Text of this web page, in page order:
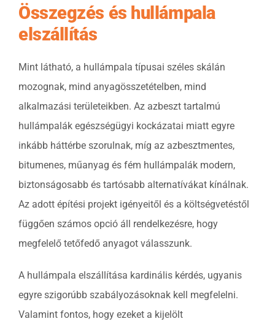
Összegzés és hullámpala
elszállítás
Mint látható, a hullámpala típusai széles skálán
mozognak, mind anyagösszetételben, mind
alkalmazási területeikben. Az azbeszt tartalmú
hullámpalák egészségügyi kockázatai miatt egyre
inkább háttérbe szorulnak, míg az azbesztmentes,
bitumenes, műanyag és fém hullámpalák modern,
biztonságosabb és tartósabb alternatívákat kínálnak.
Az adott építési projekt igényeitől és a költségvetéstől
függően számos opció áll rendelkezésre, hogy
megfelelő tetőfedő anyagot válasszunk.
A hullámpala elszállítása kardinális kérdés, ugyanis
egyre szigorúbb szabályozásoknak kell megfelelni.
Valamint fontos, hogy ezeket a kijelölt